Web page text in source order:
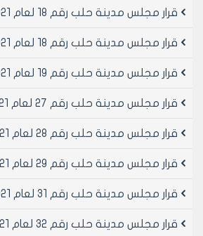
1- أعمال الترميمات والإصلاحات الداخلية:
1) استبدال شبكة المياه الحلوة
3) قلع البلاط أو السيراميك وإعادة التبليط.
للشقة بما ينسجم مع باقي أقسام
5) تنظيف الواجهات الخارجية الحجرية
6) استبدال التمديدات والتأسيسات
قرار مجلس مدينة حلب رقم 18 لعام 2021
قرار مجلس مدينة حلب رقم 18 لعام 2021
قرار مجلس مدينة حلب رقم 19 لعام 2021
قرار مجلس مدينة حلب رقم 27 لعام 2021
قرار مجلس مدينة حلب رقم 28 لعام 2021
قرار مجلس مدينة حلب رقم 29 لعام 2021
قرار مجلس مدينة حلب رقم 31 لعام 2021
قرار مجلس مدينة حلب رقم 32 لعام 2021